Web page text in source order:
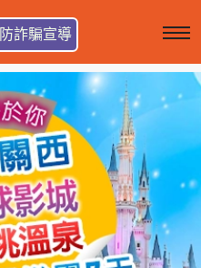
防詐騙宣導